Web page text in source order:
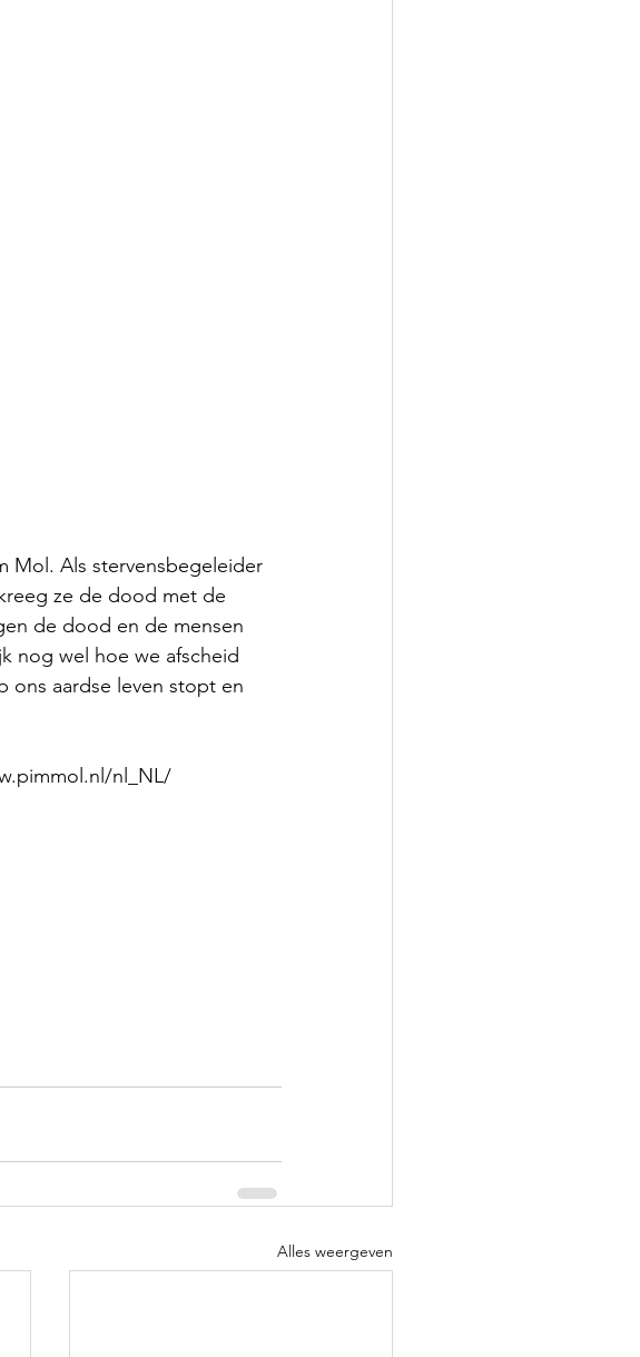
Mol. Als stervensbegeleider
ze de dood met de
de dood en de mensen
nog wel hoe we afscheid
ons aardse leven stopt en
nl_NL/
Alles weergeven